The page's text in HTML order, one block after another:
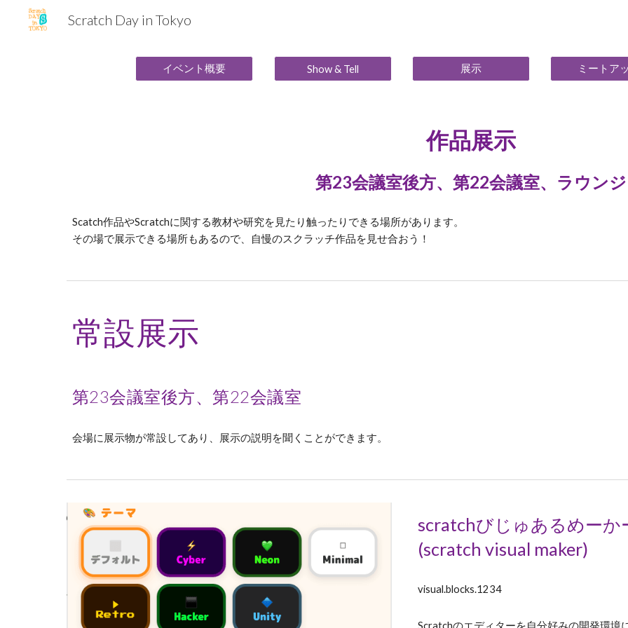
Scratch Day in Tokyo
イベント概要 Show & Tell 展示 ミートア
作品展示
第23会議室後方、第22会議室、ラウンジ
Scatch作品やScratchに関する教材や研究を見たり触ったりできる場所があります。
その場で展示できる場所もあるので、自慢のスクラッチ作品を見せ合おう！
常設展示
第23会議室後方、第22会議室
会場に展示物が常設してあり、展示の説明を聞くことができます。
scratchびじゅあるめーか
(scratch visual maker)
visual.blocks.1234
Scratchのエディターを自分好みの開発環境